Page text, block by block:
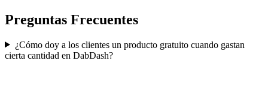
Preguntas Frecuentes
¿Cómo doy a los clientes un producto gratuito cuando gastan
cierta cantidad en DabDash?